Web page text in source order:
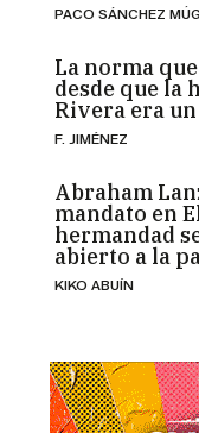
PACO SÁNCHEZ
La norma
desde que la
Rivera era
F. JIMÉNEZ
Abraham
mandato en
hermandad
abierto a la
KIKO ABUÍN